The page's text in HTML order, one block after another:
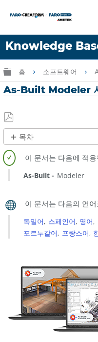
Knowledge
언어
도움 받기 로그인
글로벌 계층 확장/
홈 소프트웨어
As-Built Modeler
PDF
로
저
장
목차
As-Built Modeler
독일어 스페인어 영어
포르투갈어 프랑스어